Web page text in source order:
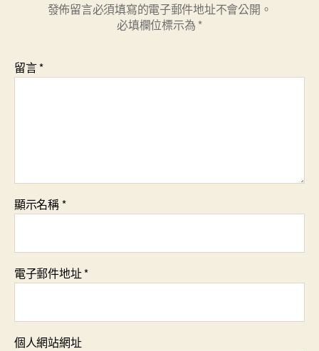
發佈留言必須填寫的電子郵件地址不會公開。
必填欄位標示為 *
留言*
顯示名稱*
電子郵件地址*
個人網站網址